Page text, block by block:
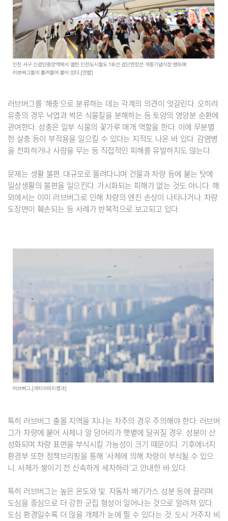
러브버그를 ‘해충’으로 분류하는 데는 각계의 의견이 엇갈린다. 오히려
유충의 경우 낙엽과 썩은 식물질을 분해하는 등 토양의 영양분 순환에
관여한다. 성충은 일부 식물의 꽃가루 매개 역할을 한다. 이에 무분별
한 살충 등이 부작용을 일으킬 수 있다는 지적도 나온 바 있다. 감염병
을 전파하거나 사람을 무는 등 직접적인 피해를 유발하지도 않는다.
문제는 생활 불편. 대규모로 몰려다니며 건물과 차량 등에 붙는 탓에
일상생활의 불편을 일으킨다. 가시화되는 피해가 없는 것도 아니다. 해
외에서는 이미 러브버그로 인해 차량의 엔진 손상이 나타나거나, 차량
도장면이 훼손되는 등 사례가 반복적으로 보고되고 있다.
특히 러브버그 출몰 지역을 지나는 차주의 경우 주의해야 한다. 러브버
그가 차량에 붙어 사체나 알 덩어리가 햇볕에 달궈질 경우, 성분이 산
성화되며 차량 표면을 부식시킬 가능성이 크기 때문이다. 기후에너지
환경부 또한 정책브리핑을 통해 “사체에 의해 차량이 부식될 수 있으
니, 사체가 쌓이기 전 신속하게 세차하라”고 안내한 바 있다.
특히 러브버그는 높은 온도와 빛, 자동차 배기가스 성분 등에 끌리며
도심을 중심으로 더 강한 군집 형성이 일어나는 것으로 알려져 있다.
도심 환경일수록 더 많을 개체가 눈에 띌 수 있다는 것. 도시 거주자 비